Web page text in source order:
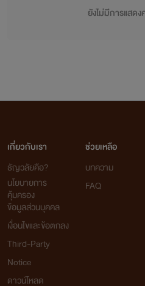
ยังไม่มีการแสด
เกี่ยวกับเรา
ธัญวลัยคือ?
นโยบายการ
คุ้มครอง
ข้อมูลส่วนบุคคล
เงื่อนไขและข้อตกลง
Third-Party
Notice
ดาวน์โหลด
ช่วยเหลือ
บทความ
FAQ